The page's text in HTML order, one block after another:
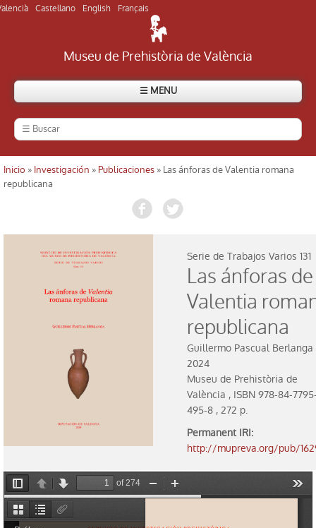
Museu de Prehistòria de València
☰ MENU
El Museo
Historia del Museo
Visitar yacimientos
Actualidad
Actividades
Catálogo
Prehistoria
Cultura ibérica
Castellano English Français
Usted está aquí
Inicio » Investigación » Publicaciones » Las ánforas de Valentia romana
republicana
Serie de Trabajos Varios 131
Las ánforas de
Valentia
republicana
Guillermo Pascual Berlanga
2024
Museu de Prehistòria de
València , ISBN 978-84-
495-8 , 272 p.
Permanent IRI:
http://mupreva.org/pub/